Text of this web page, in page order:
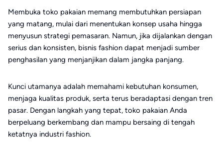
Membuka toko pakaian memang membutuhkan persiapan
yang matang, mulai dari menentukan konsep usaha hingga
menyusun strategi pemasaran. Namun, jika dijalankan dengan
serius dan konsisten, bisnis fashion dapat menjadi sumber
penghasilan yang menjanjikan dalam jangka panjang.
Kunci utamanya adalah memahami kebutuhan konsumen,
menjaga kualitas produk, serta terus beradaptasi dengan tren
pasar. Dengan langkah yang tepat, toko pakaian Anda
berpeluang berkembang dan mampu bersaing di tengah
ketatnya industri fashion.